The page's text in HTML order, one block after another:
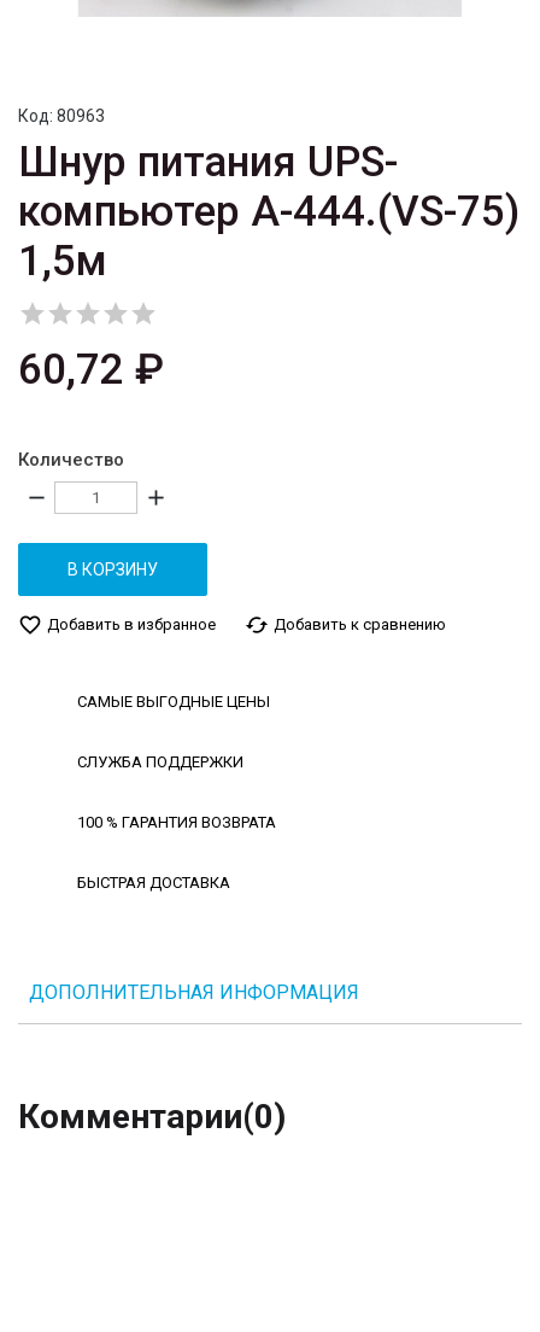
Код: 80963
Шнур питания UPS-
компьютер A-444.(VS-75)
1,5м

60,72 ₽
Количество
remove add
В КОРЗИНУ
favorite_border Добавить в избранное cached Добавить к сравнению
САМЫЕ ВЫГОДНЫЕ ЦЕНЫ
СЛУЖБА ПОДДЕРЖКИ
100 % ГАРАНТИЯ ВОЗВРАТА
БЫСТРАЯ ДОСТАВКА
ДОПОЛНИТЕЛЬНАЯ ИНФОРМАЦИЯ
Комментарии(0)